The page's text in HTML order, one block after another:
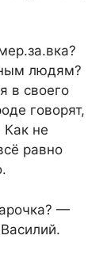
людям?
в своего
говорят,
Как не
равно
—